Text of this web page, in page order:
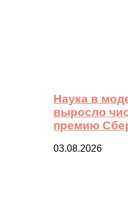
Наука в
выросло
премию
03.08.2026